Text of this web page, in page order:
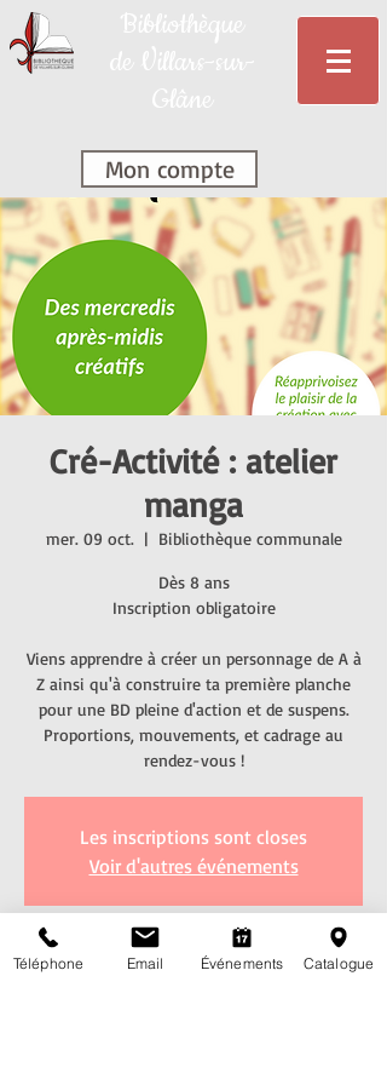
Mon compte
Cré-Activité : atelier
manga
mer. 09 oct.
  |
Bibliothèque communale
Dès 8 ans
Inscription obligatoire
Viens apprendre à créer un personnage de A à
Z ainsi qu'à construire ta première planche
pour une BD pleine d'action et de suspens.
Proportions, mouvements, et cadrage au
rendez-vous !
Les inscriptions sont closes
Voir d'autres événements
Heure et lieu
Téléphone Email Événements Catalogue